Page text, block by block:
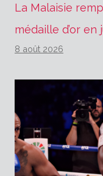
La Malaisie
médaille d’or
8 août 2026